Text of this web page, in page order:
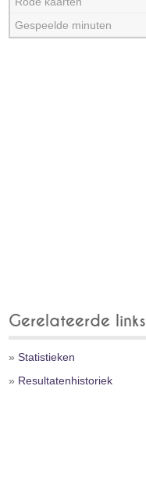
Gerelateerde links
»Statistieken
» Resultatenhistoriek